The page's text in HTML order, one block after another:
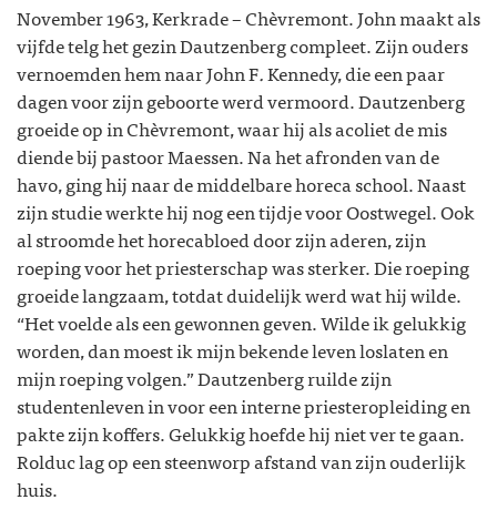
November 1963, Kerkrade – Chèvremont.John maakt als
vijfde telg het gezin Dautzenberg compleet. Zijn ouders
vernoemden hem naar John F.Kennedy, die een paar
dagen voor zijn geboorte werd vermoord. Dautzenberg
groeide op in Chèvremont, waar hij als acoliet de mis
diende bij pastoor Maessen. Na het afronden van de
havo, ging hij naar de middelbare horeca school. Naast
zijn studie werkte hij nog een tijdje voor Oostwegel. Ook
al stroomde het horecabloed door zijn aderen, zijn
roeping voor het priesterschap was sterker. Die roeping
groeide langzaam, totdat duidelijk werd wat hij wilde.
“Het voelde als een gewonnen geven. Wilde ik gelukkig
worden, dan moest ik mijn bekende leven loslaten en
mijn roeping volgen.” Dautzenberg ruilde zijn
studentenleven in voor een interne priesteropleiding en
pakte zijn koffers. Gelukkig hoefde hij niet ver te gaan.
Rolduc lag op een steenworp afstand van zijn ouderlijk
huis.